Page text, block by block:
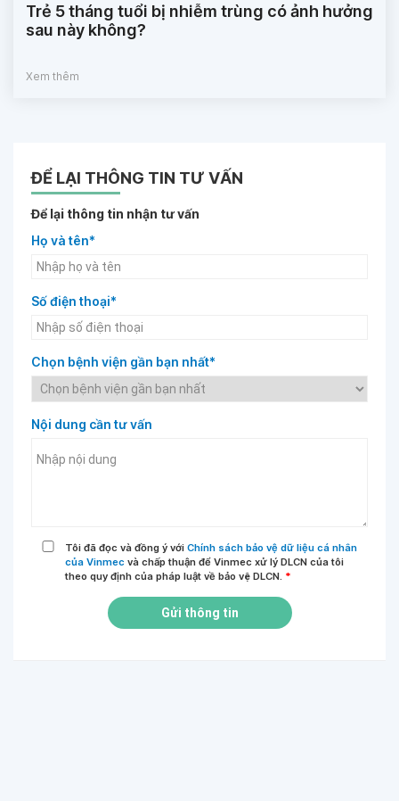
Trẻ 5 tháng tuổi bị nhiễm trùng có ảnh hưởng
sau này không?
Xem thêm
ĐỂ LẠI THÔNG TIN TƯ VẤN
Để lại thông tin nhận tư vấn
Họ và tên*
Số điện thoại*
Chọn bệnh viện gần bạn nhất*
Nội dung cần tư vấn
Tôi đã đọc và đồng ý với Chính sách bảo vệ dữ liệu cá nhân
của Vinmec và chấp thuận để Vinmec xử lý DLCN của tôi
theo quy định của pháp luật về bảo vệ DLCN. *
Gửi thông tin